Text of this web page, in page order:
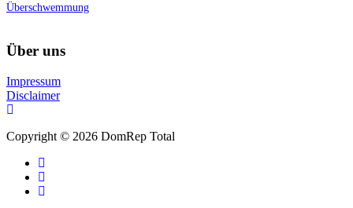
Überschwemmung
Über uns
Impressum
Disclaimer
Copyright © 2026 DomRep Total